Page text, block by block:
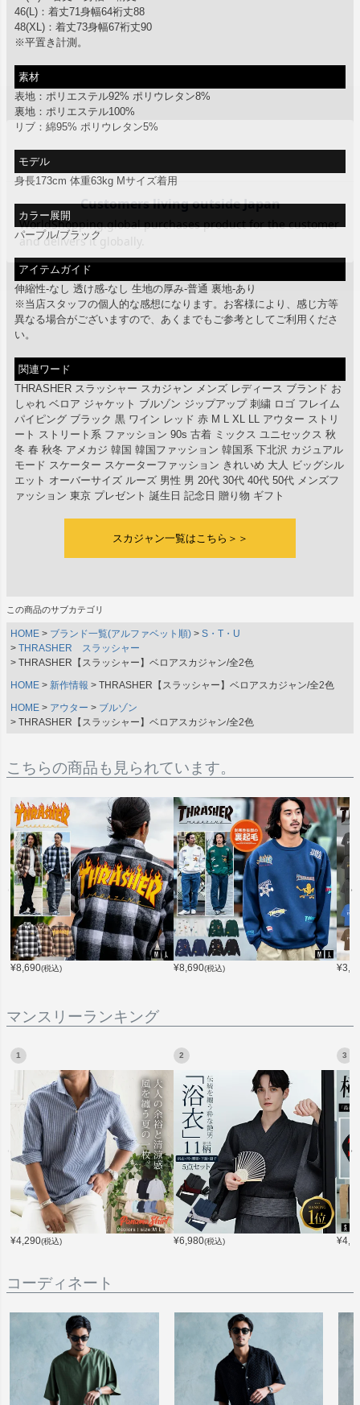
46(L)：着丈71身幅64裄丈88
48(XL)：着丈73身幅67裄丈90
※平置き計測。
素材
表地：ポリエステル92% ポリウレタン8%
裏地：ポリエステル100%
リブ：綿95% ポリウレタン5%
モデル
身長173cm 体重63kg Mサイズ着用
カラー展開
パープル/ブラック
アイテムガイド
伸縮性-なし 透け感-なし 生地の厚み-普通 裏地-あり
※当店スタッフの個人的な感想になります。お客様により、感じ方等
異なる場合がございますので、あくまでもご参考としてご利用くださ
い。
関連ワード
THRASHER スラッシャー スカジャン メンズ レディース ブランド お
しゃれ ベロア ジャケット ブルゾン ジップアップ 刺繍 ロゴ フレイム
パイピング ブラック 黒 ワイン レッド 赤 M L XL LL アウター ストリ
ート ストリート系 ファッション 90s 古着 ミックス ユニセックス 秋
冬 春 秋冬 アメカジ 韓国 韓国ファッション 韓国系 下北沢 カジュアル
モード スケーター スケーターファッション きれいめ 大人 ビッグシル
エット オーバーサイズ ルーズ 男性 男 20代 30代 40代 50代 メンズフ
ァッション 東京 プレゼント 誕生日 記念日 贈り物 ギフト
スカジャン一覧はこちら＞＞
この商品のサブカテゴリ
HOME ブランド一覧(アルファベット順)
S・T・U
THRASHER スラッシャー
THRASHER【スラッシャー】ベロアスカジャン/全2色
HOME
新作情報
THRASHER【スラッシャー】ベロアスカジャン/全2色
HOME
アウター
ブルゾン
THRASHER【スラッシャー】ベロアスカジャン/全2色
こちらの商品も見られています。
¥8,690(税込) ¥8,690(税込) ¥
マンスリーランキング
1
¥4,290(税込)
2
¥6,980(税込)
3
¥
コーディネート